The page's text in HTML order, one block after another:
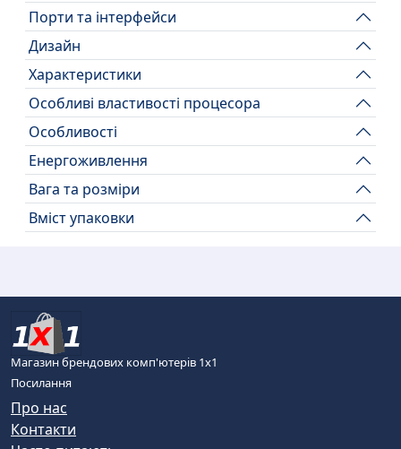
Порти та інтерфейси
Дизайн
Характеристики
Особливі властивості процесора
Особливості
Енергоживлення
Вага та розміри
Вміст упаковки
Магазин брендових комп'ютерів 1х1
Посилання
Про нас
Контакти